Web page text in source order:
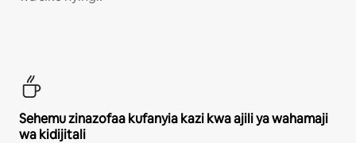
Sehemu zinazofaa kufanyia kazi kwa ajili ya wahamaji
wa kidijitali